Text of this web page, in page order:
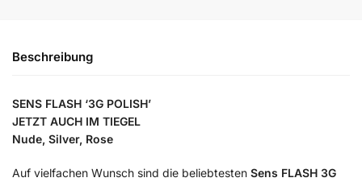
Beschreibung
SENS FLASH ‘3G POLISH’
JETZT AUCH IM TIEGEL
Nude, Silver, Rose
Auf vielfachen Wunsch sind die beliebtesten Sens FLASH 3G